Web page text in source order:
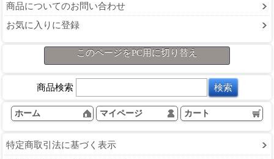
商品についてのお問い合わせ
お気に入りに登録
このページをPC用に切り替え
商品検索
ホーム マイページ カート
特定商取引法に基づく表示